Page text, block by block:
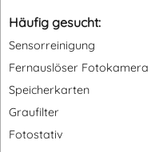
Häufig gesucht:
Sensorreinigung
Fernauslöser Fotokamera
Speicherkarten
Graufilter
Fotostativ